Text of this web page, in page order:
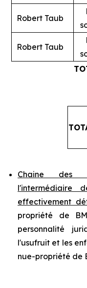
Robert Taub
Robert Taub
Chaine des
l'intermédiaire
effectivement
propriété de
personnalité
l'usufruit et les
nue-propriété de